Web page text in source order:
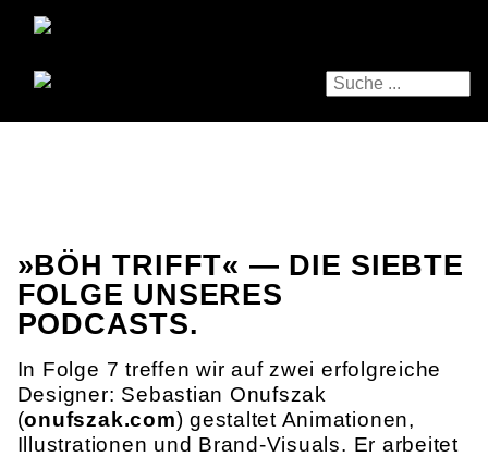
»BÖH TRIFFT« — DIE SIEBTE
FOLGE UNSERES
PODCASTS.
In Folge 7 treffen wir auf zwei erfolgreiche
Designer: Sebastian Onufszak
(onufszak.com) gestaltet Animationen,
Illustrationen und Brand-Visuals. Er arbeitet